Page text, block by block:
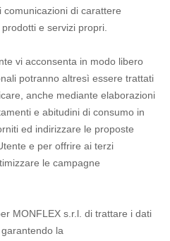
di carattere
e servizi propri.
vi acconsenta in modo libero
potranno altresì essere trattati
anche mediante elaborazioni
e abitudini di consumo in
ed indirizzare le proposte
e per offrire ai terzi
le campagne
MONFLEX s.r.l. di trattare i dati
la